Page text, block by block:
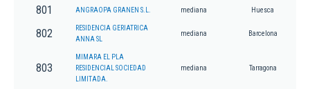
801 ANGRAOPA GRANEN S.L. mediana Huesca
802
RESIDENCIA GERIATRICA
ANNA SL
mediana Barcelona
803
MIMARA EL PLA
RESIDENCIAL SOCIEDAD
LIMITADA.
mediana Tarragona